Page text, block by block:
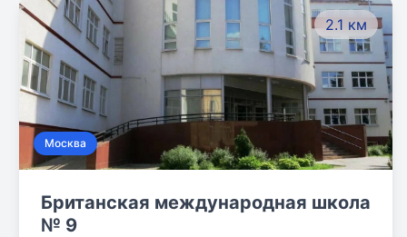
2.1 км
Москва
Британская международная школа
№ 9